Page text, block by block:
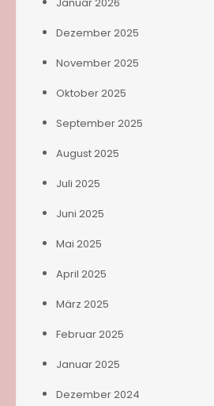
Dezember 2025
November 2025
Oktober 2025
September 2025
August 2025
Juli 2025
Juni 2025
Mai 2025
April 2025
März 2025
Februar 2025
Januar 2025
Dezember 2024